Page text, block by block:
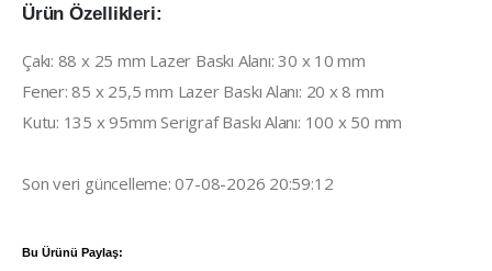
Ürün Özellikleri:
Çakı: 88 x 25 mm Lazer Baskı Alanı: 30 x 10 mm
Fener: 85 x 25,5 mm Lazer Baskı Alanı: 20 x 8 mm
Kutu: 135 x 95mm Serigraf Baskı Alanı: 100 x 50 mm
Son veri güncelleme: 07-08-2026 20:59:12
Bu Ürünü Paylaş: